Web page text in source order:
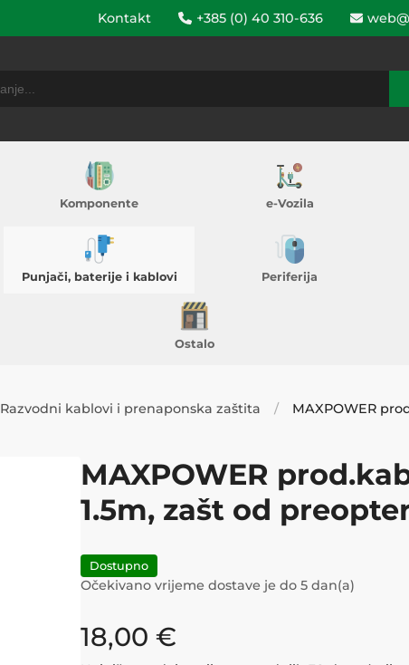
Kontakt +385 (0) 40 310-636
Komponente e-Vozila
Punjači, baterije i kablovi Periferija
Ostalo
Razvodni kablovi i prenaponska zaštita
MAXPOWER
1.5m, zašt od
Dostupno
Očekivano vrijeme dostave je do 5dan(a)
18,00 €